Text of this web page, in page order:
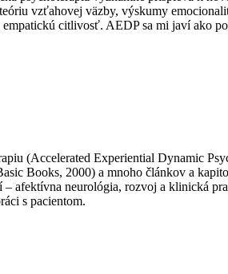
vzťahovej väzby, výskumy
citlivosť. AEDP sa mi javí ako
(Accelerated Experiential Dynamic
Books, 2000) a mnoho článkov a
afektívna neurológia, rozvoj a klinická
s pacientom.